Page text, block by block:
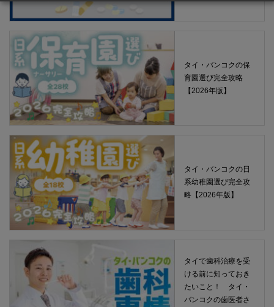
タイ・バンコクの保
育園選び完全攻略
【2026年版】
タイ・バンコクの日
系幼稚園選び完全攻
略【2026年版】
タイで歯科治療を受
ける前に知っておき
たいこと！ タイ・
バンコクの歯医者さ